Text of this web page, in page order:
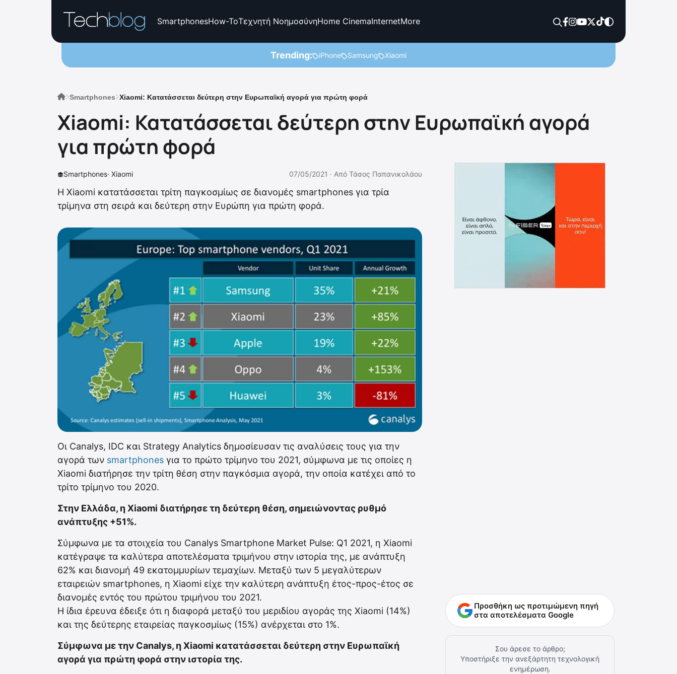
SmartphonesHow-ToΤεχνητή ΝοημοσύνηHome CinemaInternetMore
Trending: iPhone Samsung Xiaomi
Smartphones Xiaomi: Κατατάσσεται δεύτερη στην Ευρωπαϊκή αγορά για πρώτη φορά
Xiaomi: Κατατάσσεται δεύτερη στην Ευρωπαϊκή αγορά
για πρώτη φορά
Smartphones· Xiaomi 07/05/2021 · Από Τάσος Παπανικολάου
Η Xiaomi κατατάσσεται τρίτη παγκοσμίως σε διανομές smartphones για τρία
τρίμηνα στη σειρά και δεύτερη στην Ευρώπη για πρώτη φορά.
Οι Canalys, IDC και Strategy Analytics δημοσίευσαν τις αναλύσεις τους για την
αγορά των smartphones για το πρώτο τρίμηνο του 2021, σύμφωνα με τις οποίες η
Xiaomi διατήρησε την τρίτη θέση στην παγκόσμια αγορά, την οποία κατέχει από το
τρίτο τρίμηνο του 2020.
Στην Ελλάδα, η Xiaomi διατήρησε τη δεύτερη θέση, σημειώνοντας ρυθμό
ανάπτυξης +51%.
Σύμφωνα με τα στοιχεία του Canalys Smartphone Market Pulse: Q1 2021, η Xiaomi
κατέγραψε τα καλύτερα αποτελέσματα τριμήνου στην ιστορία της, με ανάπτυξη
62% και διανομή 49 εκατομμυρίων τεμαχίων. Μεταξύ των 5 μεγαλύτερων
εταιρειών smartphones, η Xiaomi είχε την καλύτερη ανάπτυξη έτος-προς-έτος σε
διανομές εντός του πρώτου τριμήνου του 2021.
Η ίδια έρευνα έδειξε ότι η διαφορά μεταξύ του μεριδίου αγοράς της Xiaomi (14%)
και της δεύτερης εταιρείας παγκοσμίως (15%) ανέρχεται στο 1%.
Σύμφωνα με την Canalys, η Xiaomi κατατάσσεται δεύτερη στην Ευρωπαϊκή
αγορά για πρώτη φορά στην ιστορία της.
Προσθήκη ως προτιμώμενη πηγή
στα αποτελέσματα Google
Σου άρεσε το άρθρο;
Υποστήριξε την ανεξάρτητη τεχνολογική
ενημέρωση.